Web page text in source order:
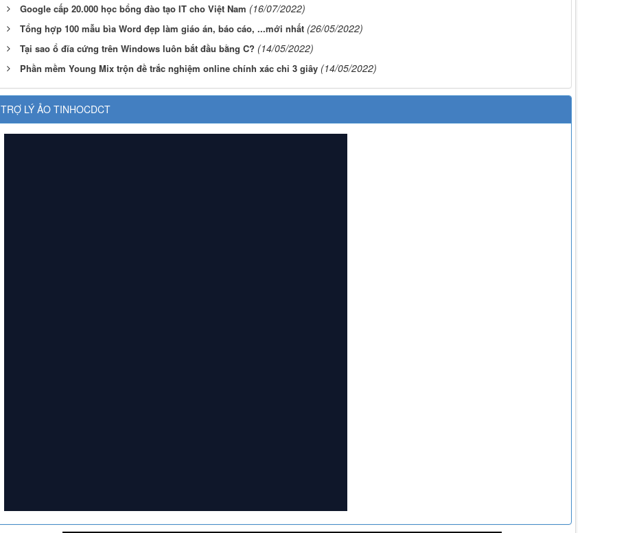
Google cấp 20.000 học bổng đào tạo IT cho Việt Nam (16/07/2022)
Tổng hợp 100 mẫu bìa Word đẹp làm giáo án, báo cáo, ...mới nhất (26/05/2022)
Tại sao ổ đĩa cứng trên Windows luôn bắt đầu bằng C? (14/05/2022)
Phần mềm Young Mix trộn đề trắc nghiệm online chính xác chỉ 3 giây (14/05/2022)
TRỢ LÝ ẢO TINHOCDCT